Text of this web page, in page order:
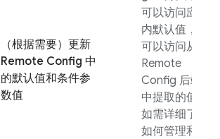
（根据需要）更新
Remote Config 中
的默认值和条件参
数值
可以访问应用
内默认值，也
可以访问从
Remote
Config 后端
中提取的值。
如需详细了解
如何管理和更